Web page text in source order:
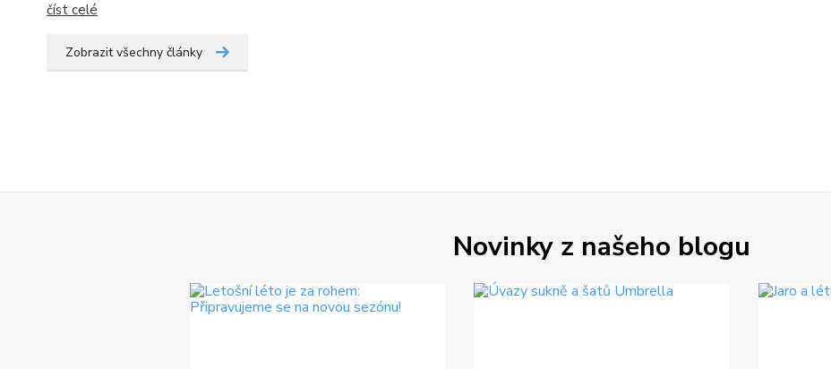
číst celé
Zobrazit všechny články
Novinky z našeho blogu